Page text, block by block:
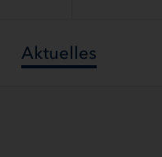
Aktuelles